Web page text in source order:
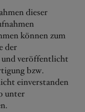
dieser
können zum
der
veröffentlicht
bzw.
einverstanden
unter